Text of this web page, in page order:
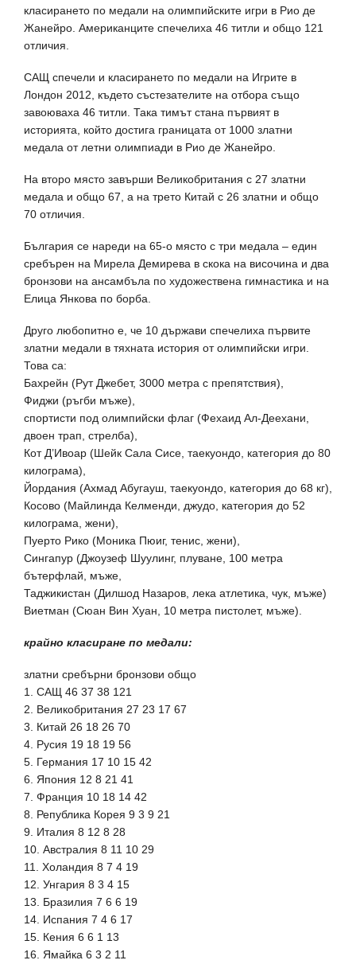
класирането по медали на олимпийските игри в Рио де
Жанейро. Американците спечелиха 46 титли и общо 121
отличия.
САЩ спечели и класирането по медали на Игрите в
Лондон 2012, където състезателите на отбора също
завоюваха 46 титли. Така тимът стана първият в
историята, който достига границата от 1000 златни
медала от летни олимпиади в Рио де Жанейро.
На второ място завърши Великобритания с 27 златни
медала и общо 67, а на трето Китай с 26 златни и общо
70 отличия.
България се нареди на 65-о място с три медала – един
сребърен на Мирела Демирева в скока на височина и два
бронзови на ансамбъла по художествена гимнастика и на
Елица Янкова по борба.
Друго любопитно е, че 10 държави спечелиха първите
златни медали в тяхната история от олимпийски игри.
Това са:
Бахрейн (Рут Джебет, 3000 метра с препятствия),
Фиджи (ръгби мъже),
спортисти под олимпийски флаг (Фехаид Ал-Деехани,
двоен трап, стрелба),
Кот Д’Ивоар (Шейк Сала Сисе, таекуондо, категория до 80
килограма),
Йордания (Ахмад Абугауш, таекуондо, категория до 68 кг),
Косово (Майлинда Келменди, джудо, категория до 52
килограма, жени),
Пуерто Рико (Моника Пюиг, тенис, жени),
Сингапур (Джоузеф Шуулинг, плуване, 100 метра
бътерфлай, мъже,
Таджикистан (Дилшод Назаров, лека атлетика, чук, мъже)
Виетман (Сюан Вин Хуан, 10 метра пистолет, мъже).
крайно класиране по медали:
златни сребърни бронзови общо
1. САЩ 46 37 38 121
2. Великобритания 27 23 17 67
3. Китай 26 18 26 70
4. Русия 19 18 19 56
5. Германия 17 10 15 42
6. Япония 12 8 21 41
7. Франция 10 18 14 42
8. Република Корея 9 3 9 21
9. Италия 8 12 8 28
10. Австралия 8 11 10 29
11. Холандия 8 7 4 19
12. Унгария 8 3 4 15
13. Бразилия 7 6 6 19
14. Испания 7 4 6 17
15. Кения 6 6 1 13
16. Ямайка 6 3 2 11